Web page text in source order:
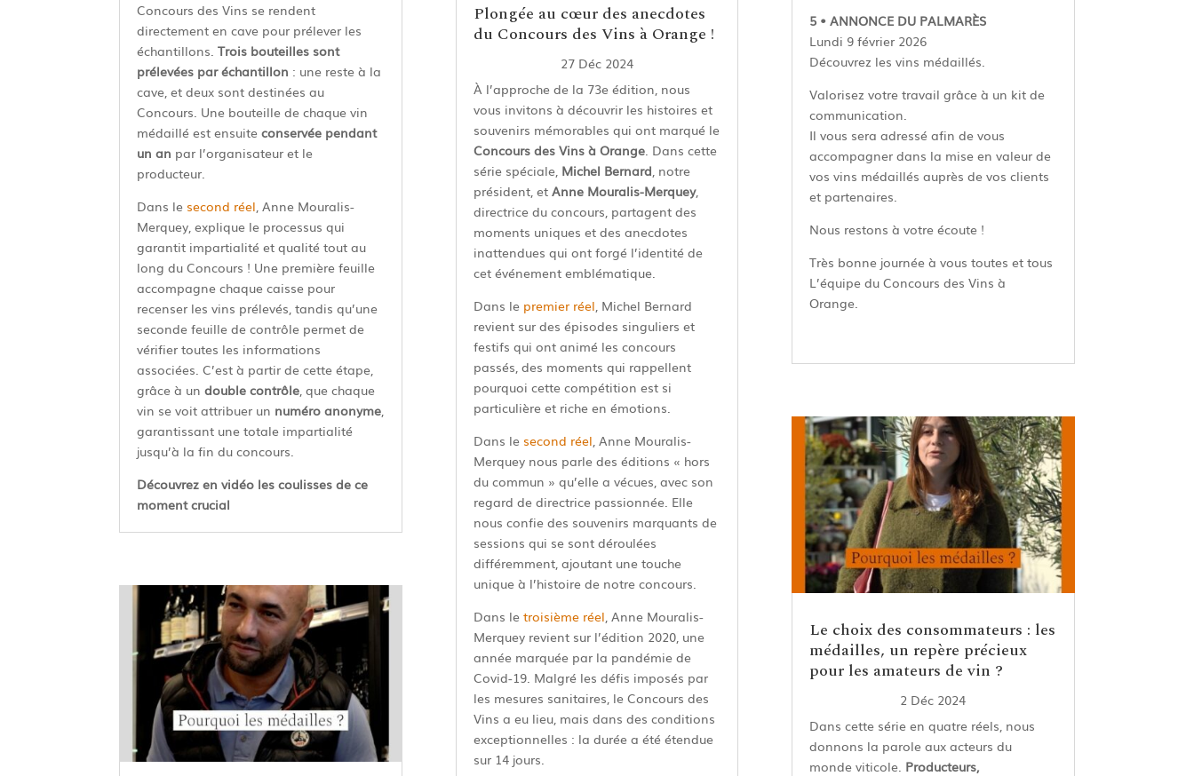
Concours des Vins se rendent
directement en cave pour prélever les
échantillons.Trois bouteilles sont
prélevées par échantillon : une reste à la
cave, et deux sont destinées au
Concours. Une bouteille de chaque vin
médaillé est ensuiteconservée pendant
un an par l’organisateur et le
producteur.
Dans le second réel, Anne Mouralis-
Merquey, explique le processus qui
garantit impartialité et qualité tout au
long du Concours ! Une première feuille
accompagne chaque caisse pour
recenser les vins prélevés, tandis qu’une
seconde feuille de contrôle permet de
vérifier toutes les informations
associées. C’est à partir de cette étape,
grâce à undouble contrôle, que chaque
vin se voit attribuer un numéro anonyme,
garantissant une totale impartialité
jusqu’à la fin du concours.
Découvrez en vidéo les coulisses de ce
moment crucial
Plongée au cœur des anecdotes
du Concours des Vins à Orange !
27 Déc 2024
À l’approche de la 73e édition, nous
vous invitons à découvrir les histoires et
souvenirs mémorables qui ont marqué le
Concours des Vins à Orange. Dans cette
série spéciale, Michel Bernard, notre
président, et Anne Mouralis-Merquey,
directrice du concours, partagent des
moments uniques et des anecdotes
inattendues qui ont forgé l’identité de
cet événement emblématique.
Dans le premier réel, Michel Bernard
revient sur des épisodes singuliers et
festifs qui ont animé les concours
passés, des moments qui rappellent
pourquoi cette compétition est si
particulière et riche en émotions.
Dans le second réel, Anne Mouralis-
Merquey nous parle des éditions « hors
du commun » qu’elle a vécues, avec son
regard de directrice passionnée. Elle
nous confie des souvenirs marquants de
sessions qui se sont déroulées
différemment, ajoutant une touche
unique à l’histoire de notre concours.
Dans le troisième réel, Anne Mouralis-
Merquey revient sur l’édition 2020, une
année marquée par la pandémie de
Covid-19. Malgré les défis imposés par
les mesures sanitaires, le Concours des
Vins a eu lieu, mais dans des conditions
exceptionnelles : la durée a été étendue
sur 14 jours.
5 • ANNONCE DU PALMARÈS
Lundi 9 février 2026
Découvrez les vins médaillés.
Valorisez votre travail grâce à un kit de
communication.
Il vous sera adressé afin de vous
accompagner dans la mise en valeur de
vos vins médaillés auprès de vos clients
et partenaires.
Nous restons à votre écoute !
Très bonne journée à vous toutes et tous
L’équipe du Concours des Vins à
Orange.
Le choix des consommateurs : les
médailles, un repère précieux
pour les amateurs de vin ?
2 Déc 2024
Dans cette série en quatre réels, nous
donnons la parole aux acteurs du
monde viticole. Producteurs,